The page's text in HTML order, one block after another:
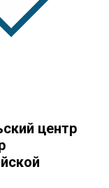
центр